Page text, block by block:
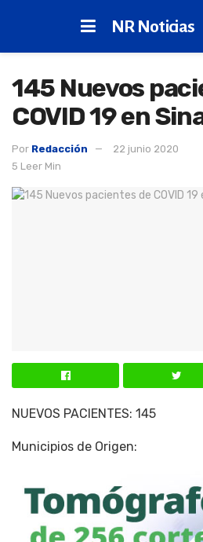
NR Noticias
145 Nuevos
COVID 19 en
Por Redacción
22 junio 2020
5 Leer Min
NUEVOS PACIENTES: 145
Municipios de Origen: